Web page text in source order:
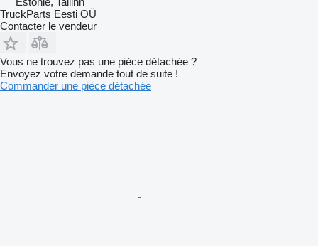
TruckParts Eesti OÜ
Contacter le vendeur
Vous ne trouvez pas une pièce détachée ?
Envoyez votre demande tout de suite !
Commander une pièce détachée